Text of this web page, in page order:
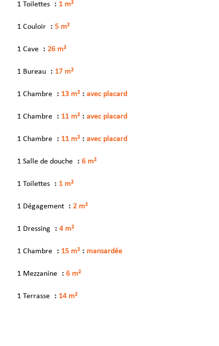
1 Toilettes 1 m²
1 Couloir 5 m²
1 Cave 26 m²
1 Bureau 17 m²
1 Chambre 13 m² avec placard
1 Chambre 11 m² avec placard
1 Chambre 11 m² avec placard
1 Salle de douche 6 m²
1 Toilettes 1 m²
1 Dégagement 2 m²
1 Dressing 4 m²
1 Chambre 15 m² mansardée
1 Mezzanine 6 m²
1 Terrasse 14 m²